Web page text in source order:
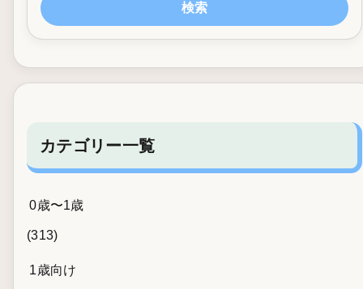
検索
カテゴリー一覧
0歳〜1歳
(313)
1歳向け